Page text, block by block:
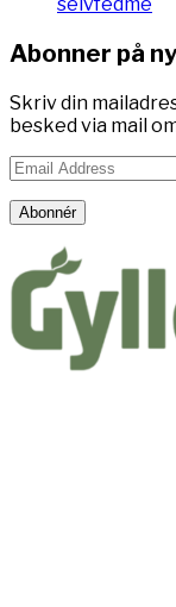
Abonner på
Skriv din
besked via mail
Email
Address
Abonnér